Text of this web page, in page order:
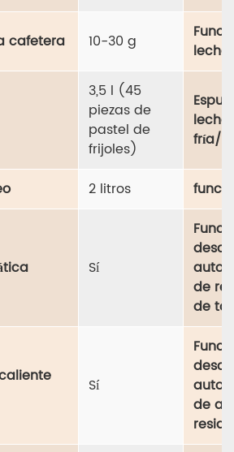
cafetera 10-30 g
leche
3,5 l (45
piezas de
pastel de
frijoles)
leche
fría/
2 litros
Sí
de
de
Sí
de